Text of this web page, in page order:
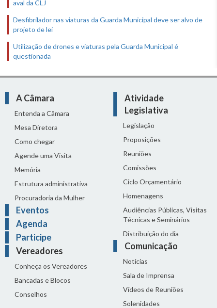
aval da CLJ
Desfibrilador nas viaturas da Guarda Municipal deve ser alvo de
projeto de lei
Utilização de drones e viaturas pela Guarda Municipal é
questionada
A Câmara
Entenda a Câmara
Mesa Diretora
Como chegar
Agende uma Visita
Memória
Estrutura administrativa
Procuradoria da Mulher
Eventos
Agenda
Participe
Vereadores
Conheça os Vereadores
Bancadas e Blocos
Conselhos
Atividade
Legislativa
Legislação
Proposições
Reuniões
Comissões
Ciclo Orçamentário
Homenagens
Audiências Públicas, Visitas
Técnicas e Seminários
Distribuição do dia
Comunicação
Notícias
Sala de Imprensa
Vídeos de Reuniões
Solenidades